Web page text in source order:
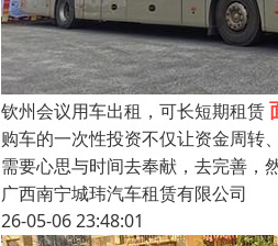
钦州会议用车出租，可长短期租赁
购车的一次性投资不仅让资金周转
需要心思与时间去奉献，去完善，
广西南宁城玮汽车租赁有限公司
26-05-06 23:48:01